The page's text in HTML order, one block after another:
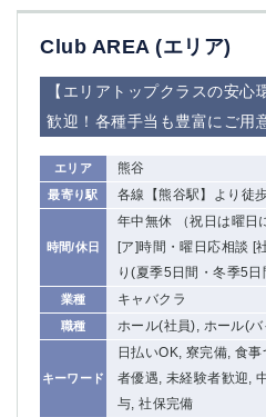
Club AREA (エリア)
【エリアトップクラスの安
歓迎！各種手当も豊富にご用
エリア 熊谷
最寄り駅 各線【熊谷駅】より徒
時間/休日
年中無休 （祝日は曜日
[ア]時間・曜日応相談 [
り(夏季5日間・冬季5日
業種 キャバクラ
職種 ホール(社員), ホール(
キーワード
日払いOK, 寮完備, 食
者優遇, 未経験者歓迎,
与, 社保完備
五井
関内
川崎
溝の
本厚木
藤沢
平塚
武蔵小杉
橋本
小田原
横浜
関内・馬車道・日ノ出町 武蔵
元住吉
戸塚
たま
相模
厚木
横須賀